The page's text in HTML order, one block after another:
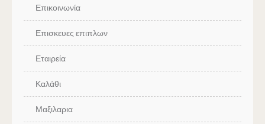
Επικοινωνία
Επισκευες επιπλων
Εταιρεία
Καλάθι
Μαξιλαρια